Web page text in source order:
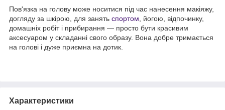
Пов'язка на голову може носитися під час нанесення макіяжу,
догляду за шкірою, для занять спортом , йогою, відпочинку,
домашніх робіт і прибирання — просто бути красивим
аксесуаром у складанні свого образу. Вона добре тримається
на голові і дуже приємна на дотик.
Характеристики